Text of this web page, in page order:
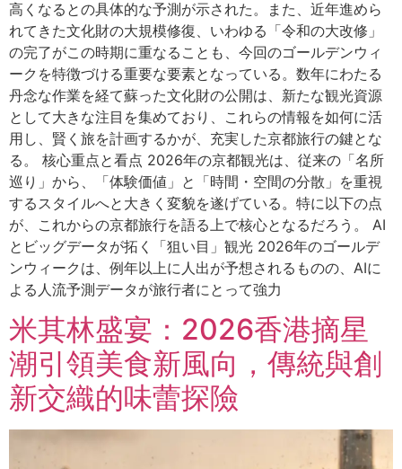
高くなるとの具体的な予測が示された。また、近年進めら
れてきた文化財の大規模修復、いわゆる「令和の大改修」
の完了がこの時期に重なることも、今回のゴールデンウィ
ークを特徴づける重要な要素となっている。数年にわたる
丹念な作業を経て蘇った文化財の公開は、新たな観光資源
として大きな注目を集めており、これらの情報を如何に活
用し、賢く旅を計画するかが、充実した京都旅行の鍵とな
る。 核心重点と看点 2026年の京都観光は、従来の「名所
巡り」から、「体験価値」と「時間・空間の分散」を重視
するスタイルへと大きく変貌を遂げている。特に以下の点
が、これからの京都旅行を語る上で核心となるだろう。 AI
とビッグデータが拓く「狙い目」観光 2026年のゴールデ
ンウィークは、例年以上に人出が予想されるものの、AIに
よる人流予測データが旅行者にとって強力
米其林盛宴：2026香港摘星
潮引領美食新風向，傳統與創
新交織的味蕾探險